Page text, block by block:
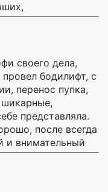
своего дела,
бодилифт, с
перенос пупка,
шикарные,
представляла.
после всегда
и внимательный